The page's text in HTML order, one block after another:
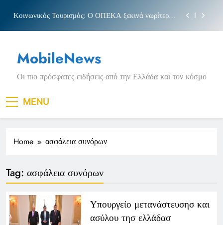
content
Κοινωνικός Τουρισμός: Ο ΟΠΕΚΑ ξεκινά νωρίτερα
Νέα Κρήτη: Σαρακήνικο και η φράση «Κρήτη
ΟΦΗ»
Πριγκιπάτο Στάδιο
Κοινωνικός Τουρισμός: Ο ΟΠΕΚΑ ξεκινά νωρίτερα
τις αιτήσεις
Μπέσσυ αργυράκη
Νέα Κρήτη: Σαρακήνικο και η φράση «Κρήτη
MobileNews
Οι πιο πρόσφατες ειδήσεις από την Ελλάδα και τον κόσμο
MENU
Home ασφάλεια συνόρων
Tag: ασφάλεια συνόρων
Υπουργείο μετανάστευσησ και
ασύλου τησ ελλάδασ